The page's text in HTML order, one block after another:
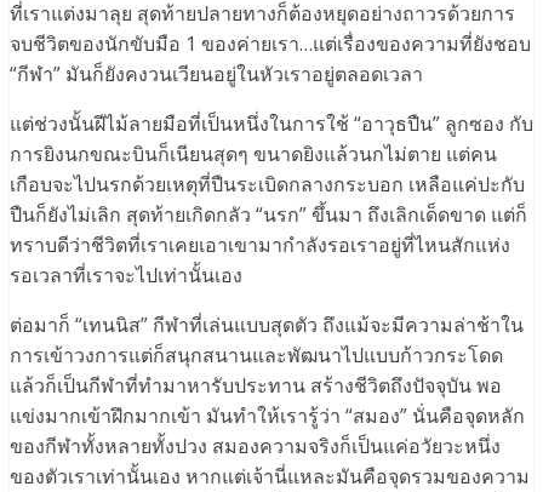
ที่เราแต่งมาลุย สุดท้ายปลายทางก็ต้องหยุดอย่างถาวรด้วยการ
จบชีวิตของนักขับมือ 1 ของค่ายเรา…แต่เรื่องของความที่ยังชอบ
“กีฬา” มันก็ยังคงวนเวียนอยู่ในหัวเราอยู่ตลอดเวลา
แต่ช่วงนั้นฝีไม้ลายมือที่เป็นหนึ่งในการใช้ “อาวุธปืน” ลูกซอง กับ
การยิงนกขณะบินก็เนียนสุดๆ ขนาดยิงแล้วนกไม่ตาย แต่คน
เกือบจะไปนรกด้วยเหตุที่ปืนระเบิดกลางกระบอก เหลือแค่ปะกับ
ปืนก็ยังไม่เลิก สุดท้ายเกิดกลัว “นรก” ขึ้นมา ถึงเลิกเด็ดขาด แต่ก็
ทราบดีว่าชีวิตที่เราเคยเอาเขามากำลังรอเราอยู่ที่ไหนสักแห่ง
รอเวลาที่เราจะไปเท่านั้นเอง
ต่อมาก็ “เทนนิส” กีฬาที่เล่นแบบสุดตัว ถึงแม้จะมีความล่าช้าใน
การเข้าวงการแต่ก็สนุกสนานและพัฒนาไปแบบก้าวกระโดด
แล้วก็เป็นกีฬาที่ทำมาหารับประทาน สร้างชีวิตถึงปัจจุบัน พอ
แข่งมากเข้าฝึกมากเข้า มันทำให้เรารู้ว่า “สมอง” นั่นคือจุดหลัก
ของกีฬาทั้งหลายทั้งปวง สมองความจริงก็เป็นแค่อวัยวะหนึ่ง
ของตัวเราเท่านั้นเอง หากแต่เจ้านี่แหละมันคือจุดรวมของความ